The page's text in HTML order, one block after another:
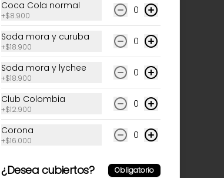
Coca Cola normal
+$8.900 0
Soda mora y curuba
+$18.900 0
Soda mora y lychee
+$18.900 0
Club Colombia
+$12.900 0
Corona
+$16.000 0
¿Desea cubiertos? Obligatorio